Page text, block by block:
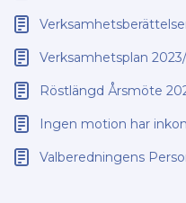
Verksamhetsplan
Röstlängd Årsmöte
Ingen motion har
Valberedningens